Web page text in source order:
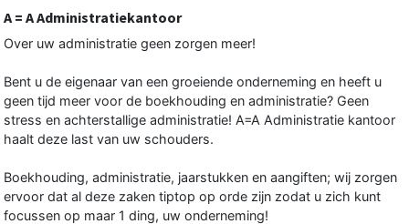
A = A Administratiekantoor
Over uw administratie geen zorgen meer!
Bent u de eigenaar van een groeiende onderneming en heeft u
geen tijd meer voor de boekhouding en administratie? Geen
stress en achterstallige administratie! A=A Administratie kantoor
haalt deze last van uw schouders.
Boekhouding, administratie, jaarstukken en aangiften; wij zorgen
ervoor dat al deze zaken tiptop op orde zijn zodat u zich kunt
focussen op maar 1 ding, uw onderneming!